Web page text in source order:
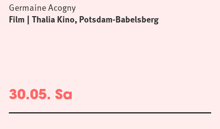
Film Thalia Kino, Potsdam-Babelsberg
Germaine Acogny
30.05. Sa